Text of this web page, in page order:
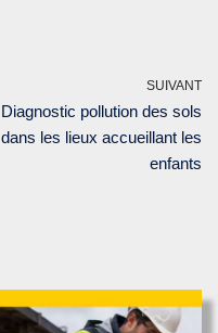
SUIVANT
Diagnostic pollution des sols
dans les lieux accueillant les
enfants